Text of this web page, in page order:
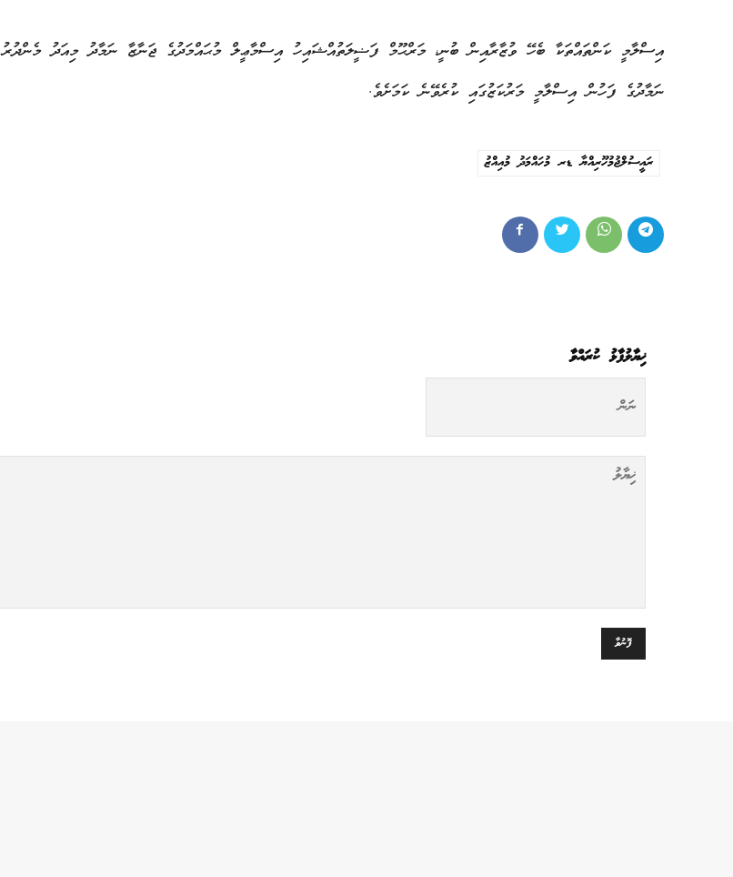
އިސްލާމީ ކަންތައްތަކާ ބެހޭ ވުޒާރާއިން ބުނީ، މަރްޙޫމް ފަޟީލަތުއްޝައިހު އިސްމާޢީލް މުޙައްމަދުގެ ޖަނާޒާ ނަމާދު މިއަދު މެންދުރު
ނަމާދުގެ ފަހުން އިސްލާމީ މަރުކަޒުގައި ކުރެވޭނެ ކަމަށެވެ.
ރައީސުލްޖުމުހޫރިއްޔާ ޑރ މުހައްމަދު މުއިއްޒު
ޚިޔާލުފާޅު ކުރައްވާ